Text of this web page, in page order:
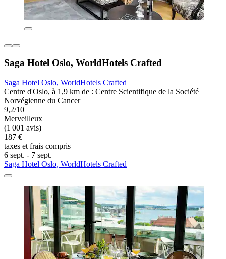
Saga Hotel Oslo, WorldHotels Crafted
Saga Hotel Oslo, WorldHotels Crafted
Centre d'Oslo, à 1,9 km de : Centre Scientifique de la Société
Norvégienne du Cancer
9,2/10
Merveilleux
(1 001 avis)
187 €
taxes et frais compris
6 sept. - 7 sept.
Saga Hotel Oslo, WorldHotels Crafted